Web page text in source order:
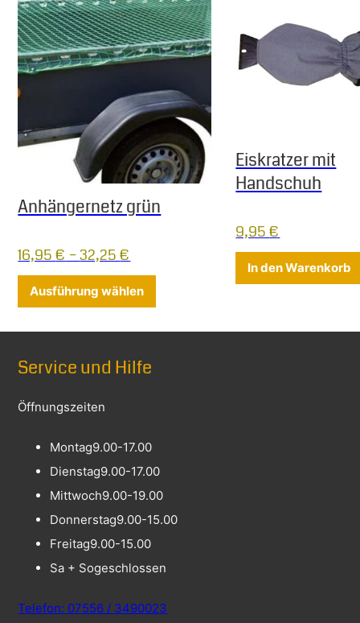
Anhängernetz grün
16,95€ –32,25€
Ausführung wählen Dieses Produkt weist mehrere
Eiskratzer mit
Handschuh
9,95€
In den Warenkorb
Service und Hilfe
Öffnungszeiten
Montag9.00-17.00
Dienstag9.00-17.00
Mittwoch9.00-19.00
Donnerstag9.00-15.00
Freitag9.00-15.00
Sa + Sogeschlossen
Telefon: 07556 / 3490023